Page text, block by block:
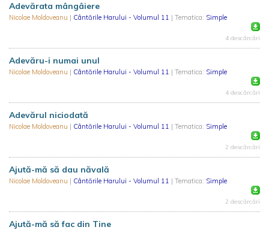
Adevărata mângâiere
Nicolae Moldoveanu | Cântările Harului - Volumul 11 | Tematica: Simple
4 descărcări
Adevăru-i numai unul
Nicolae Moldoveanu | Cântările Harului - Volumul 11 | Tematica: Simple
4 descărcări
Adevărul niciodată
Nicolae Moldoveanu | Cântările Harului - Volumul 11 | Tematica: Simple
2 descărcări
Ajută-mă să dau năvală
Nicolae Moldoveanu | Cântările Harului - Volumul 11 | Tematica: Simple
2 descărcări
Ajută-mă să fac din Tine